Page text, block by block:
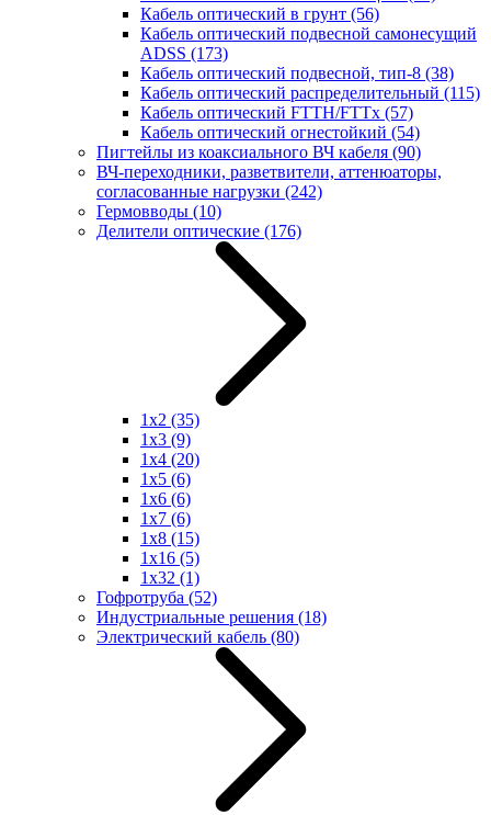
Кабель оптический в грунт (56)
Кабель оптический подвесной самонесущий
ADSS (173)
Кабель оптический подвесной, тип-8 (38)
Кабель оптический распределительный (115)
Кабель оптический FTTH/FTTx (57)
Кабель оптический огнестойкий (54)
Пигтейлы из коаксиального ВЧ кабеля (90)
ВЧ-переходники, разветвители, аттенюаторы,
согласованные нагрузки (242)
Гермовводы (10)
Делители оптические (176)
1x2 (35)
1x3 (9)
1x4 (20)
1x5 (6)
1x6 (6)
1x7 (6)
1x8 (15)
1x16 (5)
1x32 (1)
Гофротруба (52)
Индустриальные решения (18)
Электрический кабель (80)